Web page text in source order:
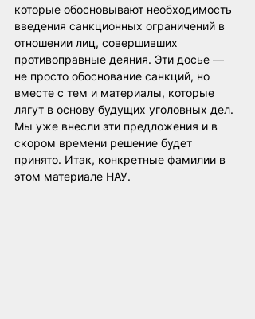
которые обосновывают необходимость
введения санкционных ограничений в
отношении лиц, совершивших
противоправные деяния. Эти досье —
не просто обоснование санкций, но
вместе с тем и материалы, которые
лягут в основу будущих уголовных дел.
Мы уже внесли эти предложения и в
скором времени решение будет
принято. Итак, конкретные фамилии в
этом материале НАУ.